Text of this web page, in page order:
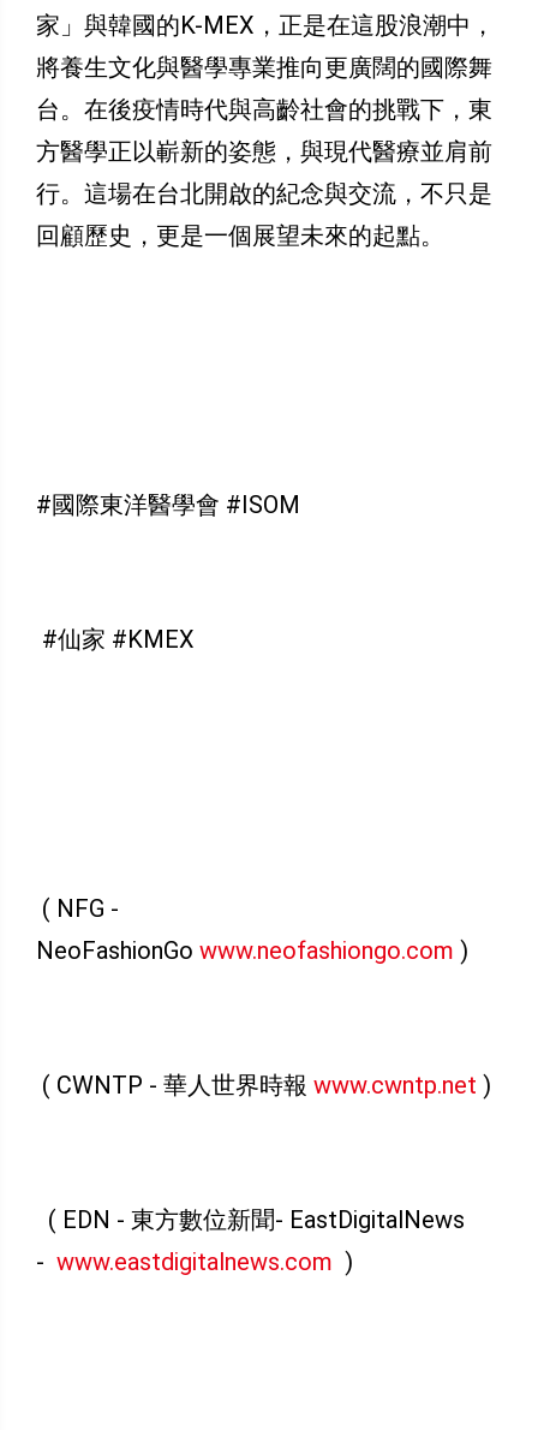
家」與韓國的K-MEX，正是在這股浪潮中，
將養生文化與醫學專業推向更廣闊的國際舞
台。在後疫情時代與高齡社會的挑戰下，東
方醫學正以嶄新的姿態，與現代醫療並肩前
行。這場在台北開啟的紀念與交流，不只是
回顧歷史，更是一個展望未來的起點。
#國際東洋醫學會 #ISOM
#仙家 #KMEX
( NFG -
NeoFashionGo www.neofashiongo.com )
( CWNTP - 華人世界時報 www.cwntp.net )
( EDN - 東方數位新聞- EastDigitalNews
- www.eastdigitalnews.com )